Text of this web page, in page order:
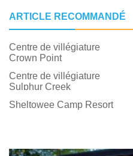
ARTICLE RECOMMANDÉ
Centre de villégiature
Crown Point
Centre de villégiature
Sulphur Creek
Sheltowee Camp Resort